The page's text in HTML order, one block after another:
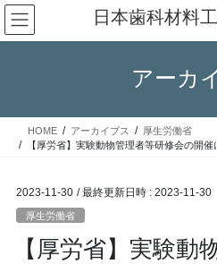
コ
ン
テ
ス
ナ
ビ
ゲ
ン
日本歯科材料
アーカ
HOME アーカイブス
厚生労働省
【厚労省】実験動物管理者等研修会の開催
2023-11-30 / 最終更新日時 : 2023-11-30
厚生労働省
【厚労省】実験動